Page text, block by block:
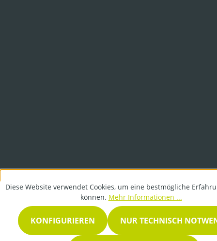
Diese Website verwendet Cookies, um eine bestmögliche
können. Mehr Informationen ...
NUR TECHNISCH
KONFIGURIEREN